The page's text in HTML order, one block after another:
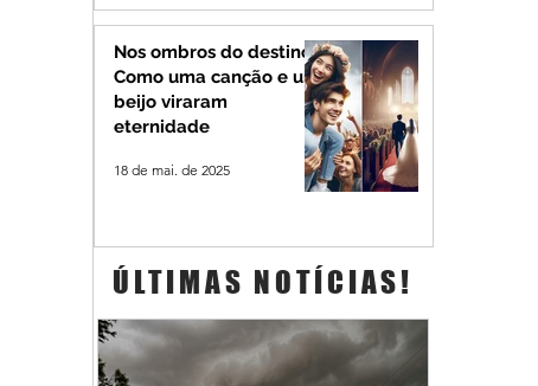
Nos ombros do destino:
Como uma canção e um
beijo viraram
eternidade
18 de mai. de 2025
ÚLTIMAS NOTÍCIAS!